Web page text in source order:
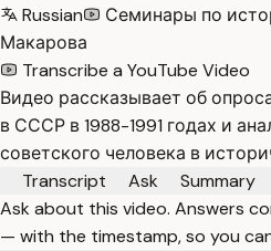
Russian
Семинары по
Макарова
Transcribe a YouTube Video
Видео рассказывает об
в СССР в 1988-1991 годах и
советского человека в
Transcript
Ask Summary
Ask about this video. Answers
— with the timestamp, so you